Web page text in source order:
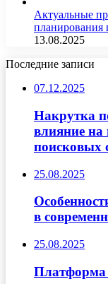
Актуальные
планирования
13.08.2025
Последние записи
07.12.2025
Накрутка
влияние на
поисковых
25.08.2025
в
25.08.2025
Платформа